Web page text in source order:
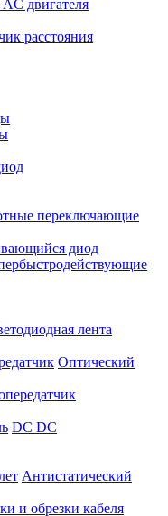
AC двигателя
расстояния
переключающие
диод
лента
Оптический
DC DC
Антистатический